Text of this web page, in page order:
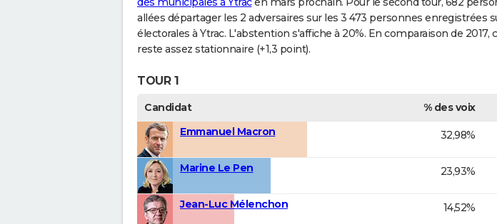
allées départager les 2 adversaires sur les 3 473 personnes enregistrées
électorales à Ytrac. L'abstention s'affiche à 20%. En comparaison de 2017,
reste assez stationnaire (+1,3 point).
TOUR 1
Candidat % des voix
Emmanuel Macron
32,98%
Marine Le Pen 23,93%
Jean-Luc Mélenchon 14,52%